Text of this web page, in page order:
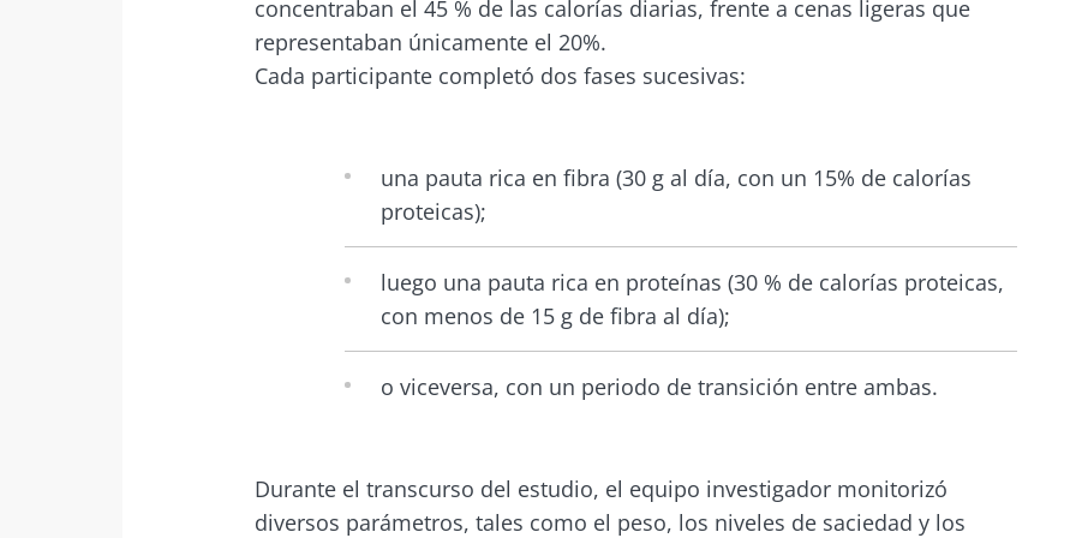
concentraban el 45 % de las calorías diarias, frente a cenas ligeras que
representaban únicamente el 20%.
Cada participante completó dos fases sucesivas:
una pauta rica en fibra (30 g al día, con un 15% de calorías
proteicas);
luego una pauta rica en proteínas (30 % de calorías proteicas,
con menos de 15 g de fibra al día);
o viceversa, con un periodo de transición entre ambas.
Durante el transcurso del estudio, el equipo investigador monitorizó
diversos parámetros, tales como el peso, los niveles de saciedad y los
Está a punto de ser redirigido y de dejar nuestro sitio web.
Mantenerse informado
¡No se vaya tan rápido!
que le permitirá mantenerse informado sobre la microbiota
Me gustaría registrarme para recibir más noticias de Biocodex
He leído y acepto las
condiciones generales de uso y la
del Biocodex Microbiota Institute
BMI 20-35